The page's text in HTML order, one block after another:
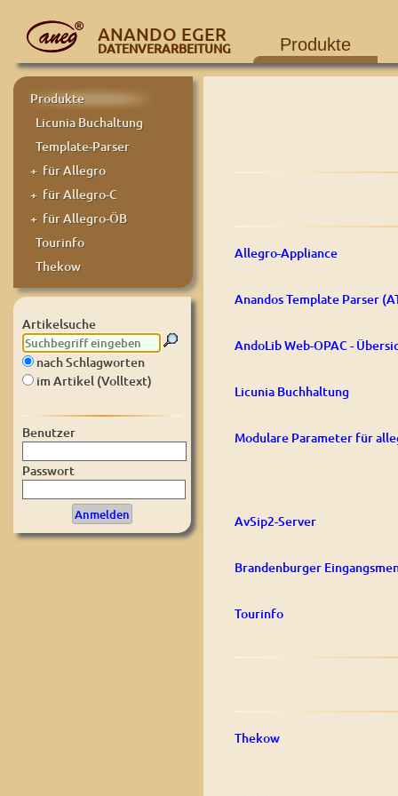
ANANDO EGER
DATENVERARBEITUNG Produkte
Produkte
Licunia Buchaltung
Template-Parser
+ für Allegro
+ für Allegro-C
+ für Allegro-ÖB
Tourinfo
Thekow
Artikelsuche
nach Schlagworten
im Artikel (Volltext)
Benutzer
Passwort
Allegro-Appliance
Anandos Template Parser
AndoLib Web-OPAC -
Licunia Buchhaltung
Modulare Parameter für
AvSip2-Server
Brandenburger
Tourinfo
Thekow